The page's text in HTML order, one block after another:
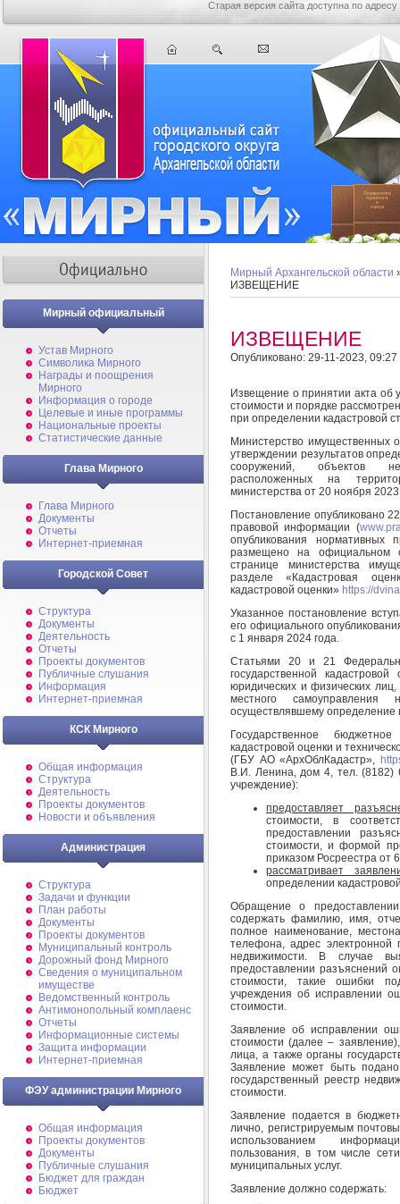
Старая версия сайта доступна по адресу
Мирный официальный
Устав Мирного
Символика Мирного
Награды и поощрения
Мирного
Информация о городе
Целевые и иные программы
Национальные проекты
Статистические данные
Глава Мирного
Глава Мирного
Документы
Отчеты
Интернет-приемная
Городской Совет
Структура
Документы
Деятельность
Отчеты
Проекты документов
Публичные слушания
Информация
Интернет-приемная
КСК Мирного
Общая информация
Структура
Деятельность
Проекты документов
Новости и объявления
Администрация
Структура
Задачи и функции
План работы
Документы
Проекты документов
Муниципальный контроль
Дорожный фонд Мирного
Cведения о муниципальном
имуществе
Ведомственный контроль
Антимонопольный комплаенс
Отчеты
Информационные системы
Защита информации
Интернет-приемная
ФЭУ администрации Мирного
Общая информация
Проекты документов
Документы
Публичные слушания
Бюджет для граждан
Бюджет
Мирный Архангельской области
ИЗВЕЩЕНИЕ
ИЗВЕЩЕНИЕ
Опубликовано: 29-11-2023, 09:27
Извещение о принятии акта об
стоимости и порядке
при определении кадастровой
Министерство имущественных
утверждении результатов
сооружений, объектов
расположенных на
министерства от 20 ноября
Постановление опубликовано
правовой информации (
опубликования нормативных
размещено на официальном
странице министерства
разделе «Кадастровая
кадастровой оценки» https://
Указанное постановление
его официального
с 1 января 2024 года.
Статьями 20 и 21
государственной
юридических и физических лиц,
местного самоуправления
осуществлявшему определение
Государственное
кадастровой оценки и
(ГБУ АО «АрхОблКадастр»,
В.И. Ленина, дом 4, тел. (8182)
учреждение):
предоставляет
стоимости, в
предоставлении
стоимости, и формой
приказом Росреестра от
рассматривает
определении
Обращение о
содержать фамилию, имя,
полное наименование,
телефона, адрес
недвижимости. В случае
предоставлении разъяснений
стоимости, такие ошибки
учреждения об исправлении
стоимости.
Заявление об исправлении
стоимости (далее –
лица, а также органы
Заявление может быть
государственный реестр
стоимости.
Заявление подается в
лично, регистрируемым
использованием
пользования, в том числе
муниципальных услуг.
Заявление должно содержать: